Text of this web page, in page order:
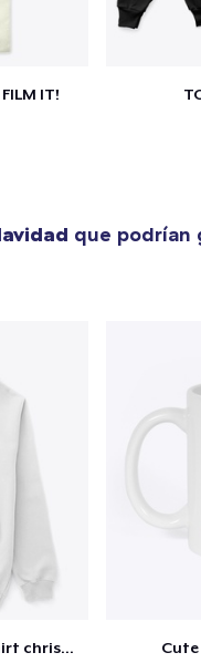
FILM IT!
que podrían
merry and bright sweatshirt christmas